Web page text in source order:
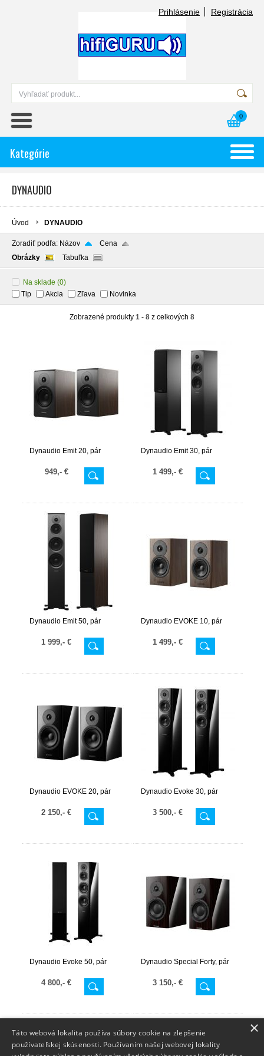
Prihlásenie Registrácia
0
Kategórie
DYNAUDIO
Úvod DYNAUDIO
Zoradiť podľa: Názov
Cena
Obrázky
Tabuľka
Na sklade (0)
Tip
Akcia Zľava Novinka
Zobrazené produkty 1 - 8 z celkových 8
Dynaudio Emit 20, pár
949,- €
Dynaudio Emit 30, pár
1 499,- €
Dynaudio Emit 50, pár
1 999,- €
Dynaudio EVOKE 10, pár
1 499,- €
Dynaudio EVOKE 20, pár
2 150,- €
Dynaudio Evoke 30, pár
3 500,- €
Dynaudio Evoke 50, pár
4 800,- €
Dynaudio Special Forty, pár
3 150,- €
×
Táto webová lokalita používa súbory cookie na zlepšenie
používateľskej skúsenosti. Používaním našej webovej lokality